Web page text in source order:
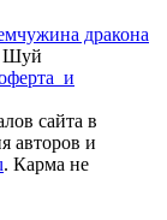
дракона
Шуй
и
сайта в
авторов и
. Карма не